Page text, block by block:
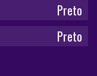
Preto
Preto